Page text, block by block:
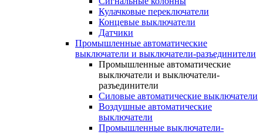
Кулачковые переключатели
Концевые выключатели
Датчики
Промышленные автоматические
выключатели и выключатели-разъединители
Промышленные автоматические
выключатели и выключатели-
разъединители
Силовые автоматические выключатели
Воздушные автоматические
выключатели
Промышленные выключатели-